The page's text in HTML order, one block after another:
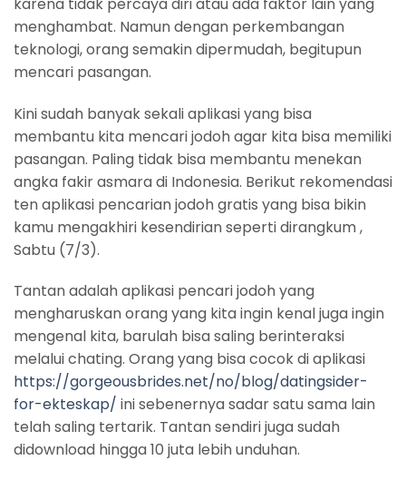
menghambat. Namun dengan perkembangan
teknologi, orang semakin dipermudah, begitupun
mencari pasangan.
Kini sudah banyak sekali aplikasi yang bisa
membantu kita mencari jodoh agar kita bisa memiliki
pasangan. Paling tidak bisa membantu menekan
angka fakir asmara di Indonesia. Berikut rekomendasi
ten aplikasi pencarian jodoh gratis yang bisa bikin
kamu mengakhiri kesendirian seperti dirangkum ,
Sabtu (7/3).
Tantan adalah aplikasi pencari jodoh yang
mengharuskan orang yang kita ingin kenal juga ingin
mengenal kita, barulah bisa saling berinteraksi
melalui chating. Orang yang bisa cocok di aplikasi
https://gorgeousbrides.net/no/blog/datingsider-
for-ekteskap/ ini sebenernya sadar satu sama lain
telah saling tertarik. Tantan sendiri juga sudah
didownload hingga 10 juta lebih unduhan.